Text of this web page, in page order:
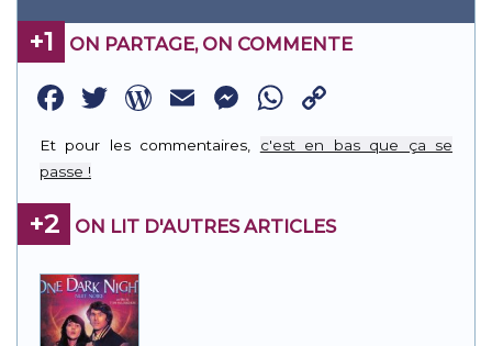
+1 ON PARTAGE, ON COMMENTE
Facebook
Twitter
WordPress
EmailMessenger
WhatsApp
Link
Et pour les commentaires, c'est en bas que ça se
passe !
+2 ON LIT D'AUTRES ARTICLES